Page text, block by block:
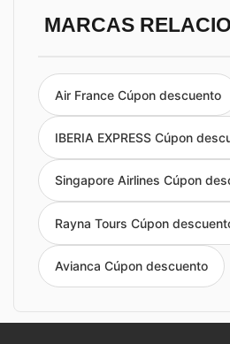
MARCAS
Air France Cúpon descuento
IBERIA EXPRESS Cúpon
Singapore Airlines Cúpon
Rayna Tours Cúpon
Avianca Cúpon descuento